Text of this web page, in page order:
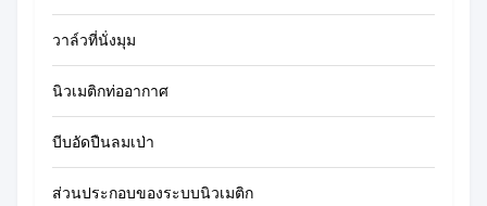
วาล์วที่นั่งมุม
นิวเมติกท่ออากาศ
บีบอัดปืนลมเป่า
ส่วนประกอบของระบบนิวเมติก